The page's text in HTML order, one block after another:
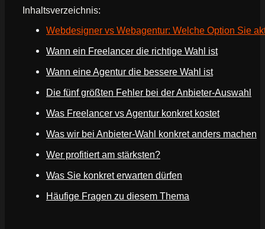
Inhaltsverzeichnis:
Webdesigner vs Webagentur: Welche Option Sie
Wann ein Freelancer die richtige Wahl ist
Wann eine Agentur die bessere Wahl ist
Die fünf größten Fehler bei der Anbieter-Auswahl
Was Freelancer vs Agentur konkret kostet
Was wir bei Anbieter-Wahl konkret anders machen
Wer profitiert am stärksten?
Was Sie konkret erwarten dürfen
Häufige Fragen zu diesem Thema